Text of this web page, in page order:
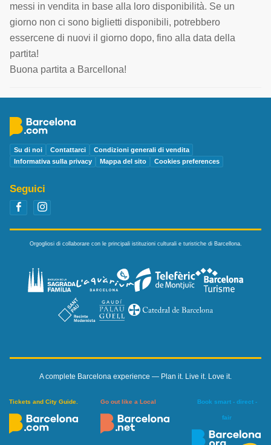
messi in vendita in base alla loro disponibilità. Se un
giorno non ci sono biglietti disponibili, potrebbero
essercene di nuovi il giorno dopo, fino alla data della
partita!
Buona partita a Barcellona!
Su di noi Contattarci
Condizioni generali di vendita
Informativa sulla privacy
Mappa del sito Cookies preferences
Seguici
Orgogliosi di collaborare con le principali istituzioni culturali e turistiche di Barcellona.
A complete Barcelona experience — Plan it. Live it. Love it.
Tickets and City Guide. Go out like a Local Book smart - direct -
fair